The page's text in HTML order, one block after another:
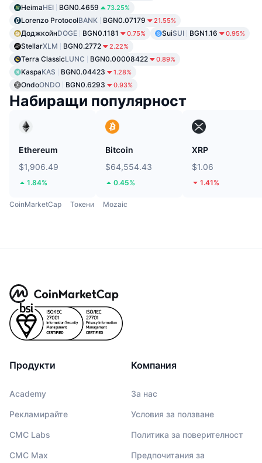
HeimaHEI BGN0.4659 73.25%
Lorenzo ProtocolBANK BGN0.07179 21.55%
ДоджкойнDOGE BGN0.1181 0.75% SuiSUI BGN1.16 0.95%
StellarXLM BGN0.2772 2.22%
Terra ClassicLUNC BGN0.00008422 0.89%
KaspaKAS BGN0.04423 1.28%
OndoONDO BGN0.6293 0.93%
Набиращи популярност
Ethereum
$1,906.49
1.84%
Bitcoin
$64,554.43
0.45%
XRP
$1.06
1.41%
CoinMarketCap Токени Mozaic
Продукти
Academy
Рекламирайте
CMC Labs
CMC Max
Компания
За нас
Условия за ползване
Политика за поверителност
Предпочитания за